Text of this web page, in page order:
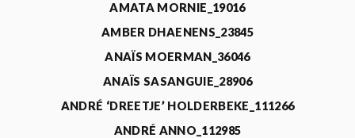
AMATA MORNIE_19016
AMBER DHAENENS_23845
ANAÏS MOERMAN_36046
ANAÏS SASANGUIE_28906
ANDRÉ ‘DREETJE’ HOLDERBEKE_111266
ANDRÉ ANNO_112985